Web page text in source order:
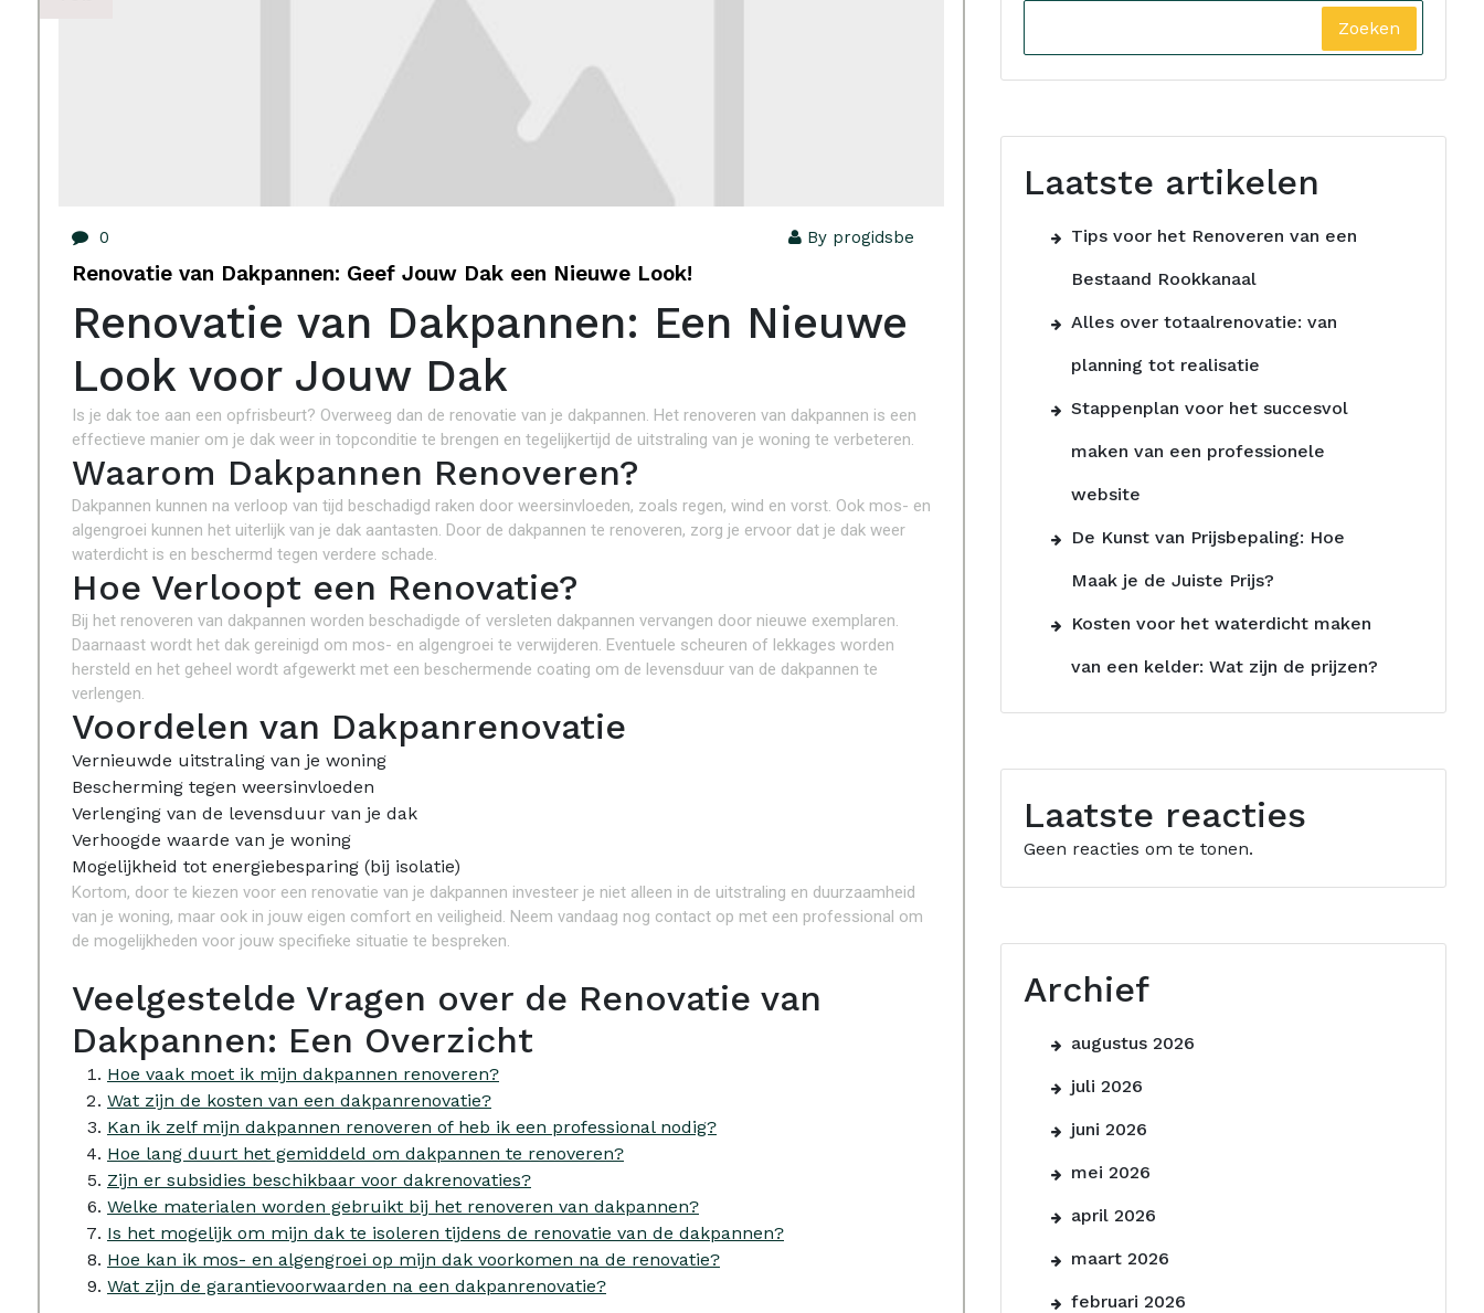
0 By progidsbe
Renovatie van Dakpannen: Geef Jouw Dak een Nieuwe Look!
Renovatie van Dakpannen: Een Nieuwe
Look voor Jouw Dak
Is je dak toe aan een opfrisbeurt? Overweeg dan de renovatie van je dakpannen. Het renoveren van dakpannen is een
effectieve manier om je dak weer in topconditie te brengen en tegelijkertijd de uitstraling van je woning te verbeteren.
Waarom Dakpannen Renoveren?
Dakpannen kunnen na verloop van tijd beschadigd raken door weersinvloeden, zoals regen, wind en vorst. Ook mos- en
algengroei kunnen het uiterlijk van je dak aantasten. Door de dakpannen te renoveren, zorg je ervoor dat je dak weer
waterdicht is en beschermd tegen verdere schade.
Hoe Verloopt een Renovatie?
Bij het renoveren van dakpannen worden beschadigde of versleten dakpannen vervangen door nieuwe exemplaren.
Daarnaast wordt het dak gereinigd om mos- en algengroei te verwijderen. Eventuele scheuren of lekkages worden
hersteld en het geheel wordt afgewerkt met een beschermende coating om de levensduur van de dakpannen te
verlengen.
Voordelen van Dakpanrenovatie
Vernieuwde uitstraling van je woning
Bescherming tegen weersinvloeden
Verlenging van de levensduur van je dak
Verhoogde waarde van je woning
Mogelijkheid tot energiebesparing (bij isolatie)
Kortom, door te kiezen voor een renovatie van je dakpannen investeer je niet alleen in de uitstraling en duurzaamheid
van je woning, maar ook in jouw eigen comfort en veiligheid. Neem vandaag nog contact op met een professional om
de mogelijkheden voor jouw specifieke situatie te bespreken.
Veelgestelde Vragen over de Renovatie van
Dakpannen: Een Overzicht
Hoe vaak moet ik mijn dakpannen renoveren?
Wat zijn de kosten van een dakpanrenovatie?
Kan ik zelf mijn dakpannen renoveren of heb ik een professional nodig?
Hoe lang duurt het gemiddeld om dakpannen te renoveren?
Zijn er subsidies beschikbaar voor dakrenovaties?
Welke materialen worden gebruikt bij het renoveren van dakpannen?
Is het mogelijk om mijn dak te isoleren tijdens de renovatie van de dakpannen?
Hoe kan ik mos- en algengroei op mijn dak voorkomen na de renovatie?
Wat zijn de garantievoorwaarden na een dakpanrenovatie?
Zoeken
Laatste artikelen
Tips voor het Renoveren van een
Bestaand Rookkanaal
Alles over totaalrenovatie: van
planning tot realisatie
Stappenplan voor het succesvol
maken van een professionele
website
De Kunst van Prijsbepaling: Hoe
Maak je de Juiste Prijs?
Kosten voor het waterdicht maken
van een kelder: Wat zijn de prijzen?
Laatste reacties
Geen reacties om te tonen.
Archief
augustus 2026
juli 2026
juni 2026
mei 2026
april 2026
maart 2026
februari 2026